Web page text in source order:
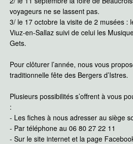
voyageurs ne se lassent pas.
3/ le 17 octobre la visite de 2 musées :
Viuz-en-Sallaz suivi de celui les
Gets.
Pour clôturer l’année, nous vous
traditionnelle fête des Bergers d’Istres.
Plusieurs possibilités s’offrent à vous
:
- Les fiches à nous adresser au siège
- Par téléphone au 06 80 27 22 11
- Sur le site internet et la page